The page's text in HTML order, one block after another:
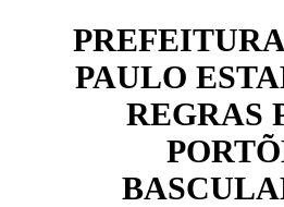
PAULO
REGRAS